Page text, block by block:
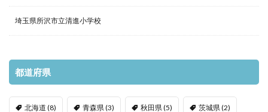
埼玉県所沢市立清進小学校
都道府県
北海道 (8) 青森県(3) 秋田県(5) 茨城県(2)